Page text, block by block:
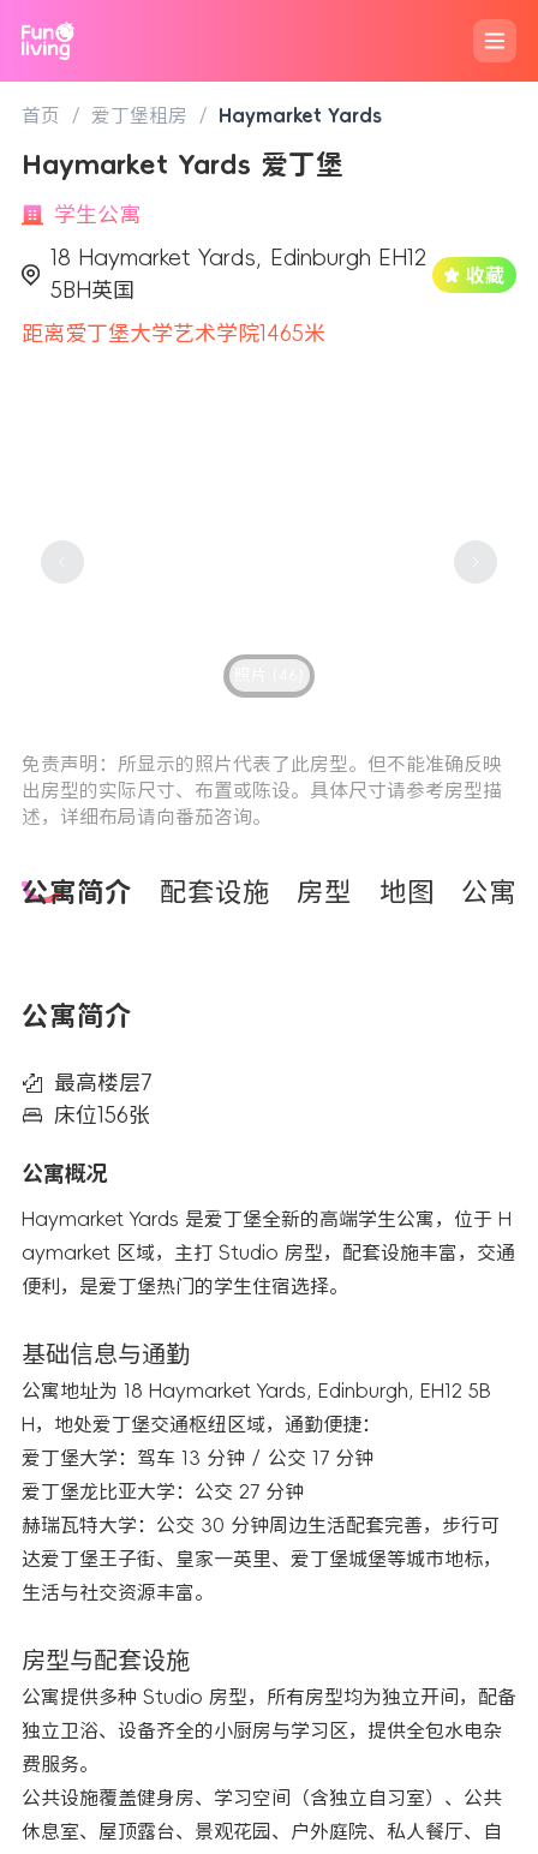
首页 / 爱丁堡租房 / Haymarket Yards
Haymarket Yards 爱丁堡
学生公寓
18 Haymarket Yards, Edinburgh EH12
5BH英国
距离爱丁堡大学艺术学院1465米
免责声明：所显示的照片代表了此房型。但不能准确反映
出房型的实际尺寸、布置或陈设。具体尺寸请参考房型描
述，详细布局请向番茄咨询。
公寓简介 配套设施 房型 地图 公寓
公寓简介
最高楼层7
床位156张
公寓概况
Haymarket Yards 是爱丁堡全新的高端学生公寓，位于 H
aymarket 区域，主打 Studio 房型，配套设施丰富，交通
便利，是爱丁堡热门的学生住宿选择。
基础信息与通勤
公寓地址为 18 Haymarket Yards, Edinburgh, EH12 5B
H，地处爱丁堡交通枢纽区域，通勤便捷：
爱丁堡大学：驾车 13 分钟 / 公交 17 分钟
爱丁堡龙比亚大学：公交 27 分钟
赫瑞瓦特大学：公交 30 分钟周边生活配套完善，步行可
达爱丁堡王子街、皇家一英里、爱丁堡城堡等城市地标，
生活与社交资源丰富。
房型与配套设施
公寓提供多种 Studio 房型，所有房型均为独立开间，配备
独立卫浴、设备齐全的小厨房与学习区，提供全包水电杂
费服务。
公共设施覆盖健身房、学习空间（含独立自习室）、公共
休息室、屋顶露台、景观花园、户外庭院、私人餐厅、自